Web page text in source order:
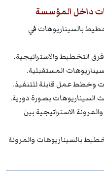
داخل المؤسسة
بالسيناريوهات في
التخطيط والاستراتيجية.
المستقبلية.
وخطط عمل قابلة للتنفيذ.
السيناريوهات بصورة دورية.
الاستراتيجية بين
بالسيناريوهات والمرونة